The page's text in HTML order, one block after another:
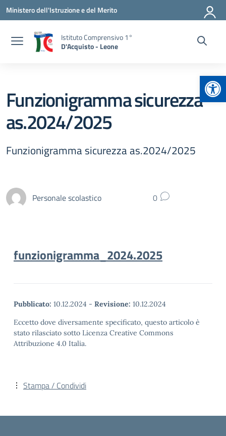
Vai ai contenuti
Vai al menu di navigazione
Vai al footer
Ministero dell'Istruzione e del Merito
Istituto Comprensivo 1°
D'Acquisto - Leone
Funzionigramma sicurezza
as.2024/2025
Funzionigramma sicurezza as.2024/2025
Personale scolastico 0
funzionigramma_2024.2025
Pubblicato: 10.12.2024 - Revisione: 10.12.2024
Eccetto dove diversamente specificato, questo articolo è
stato rilasciato sotto Licenza Creative Commons
Attribuzione 4.0 Italia.
Stampa / Condividi